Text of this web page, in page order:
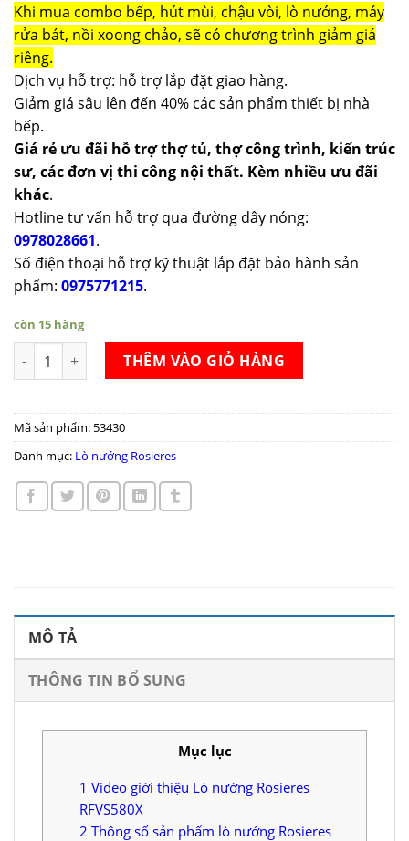
Khi mua combo bếp, hút mùi, chậu vòi, lò nướng, máy
rửa bát, nồi xoong chảo, sẽ có chương trình giảm giá
riêng.
Dịch vụ hỗ trợ: hỗ trợ lắp đặt giao hàng.
Giảm giá sâu lên đến 40% các sản phẩm thiết bị nhà
bếp.
Giá rẻ ưu đãi hỗ trợ thợ tủ, thợ công trình, kiến trúc
sư, các đơn vị thi công nội thất. Kèm nhiều ưu đãi
khác.
Hotline tư vấn hỗ trợ qua đường dây nóng:
0978028661.
Số điện thoại hỗ trợ kỹ thuật lắp đặt bảo hành sản
phẩm: 0975771215.
còn 15 hàng
Lò nướng Rosieres RFVS580X số lượng
THÊM VÀO GIỎ HÀNG
Mã sản phẩm: 53430
Danh mục: Lò nướng Rosieres
MÔ TẢ
THÔNG TIN BỔ SUNG
Mục lục
1 Video giới thiệu Lò nướng Rosieres
RFVS580X
2 Thông số sản phẩm lò nướng Rosieres